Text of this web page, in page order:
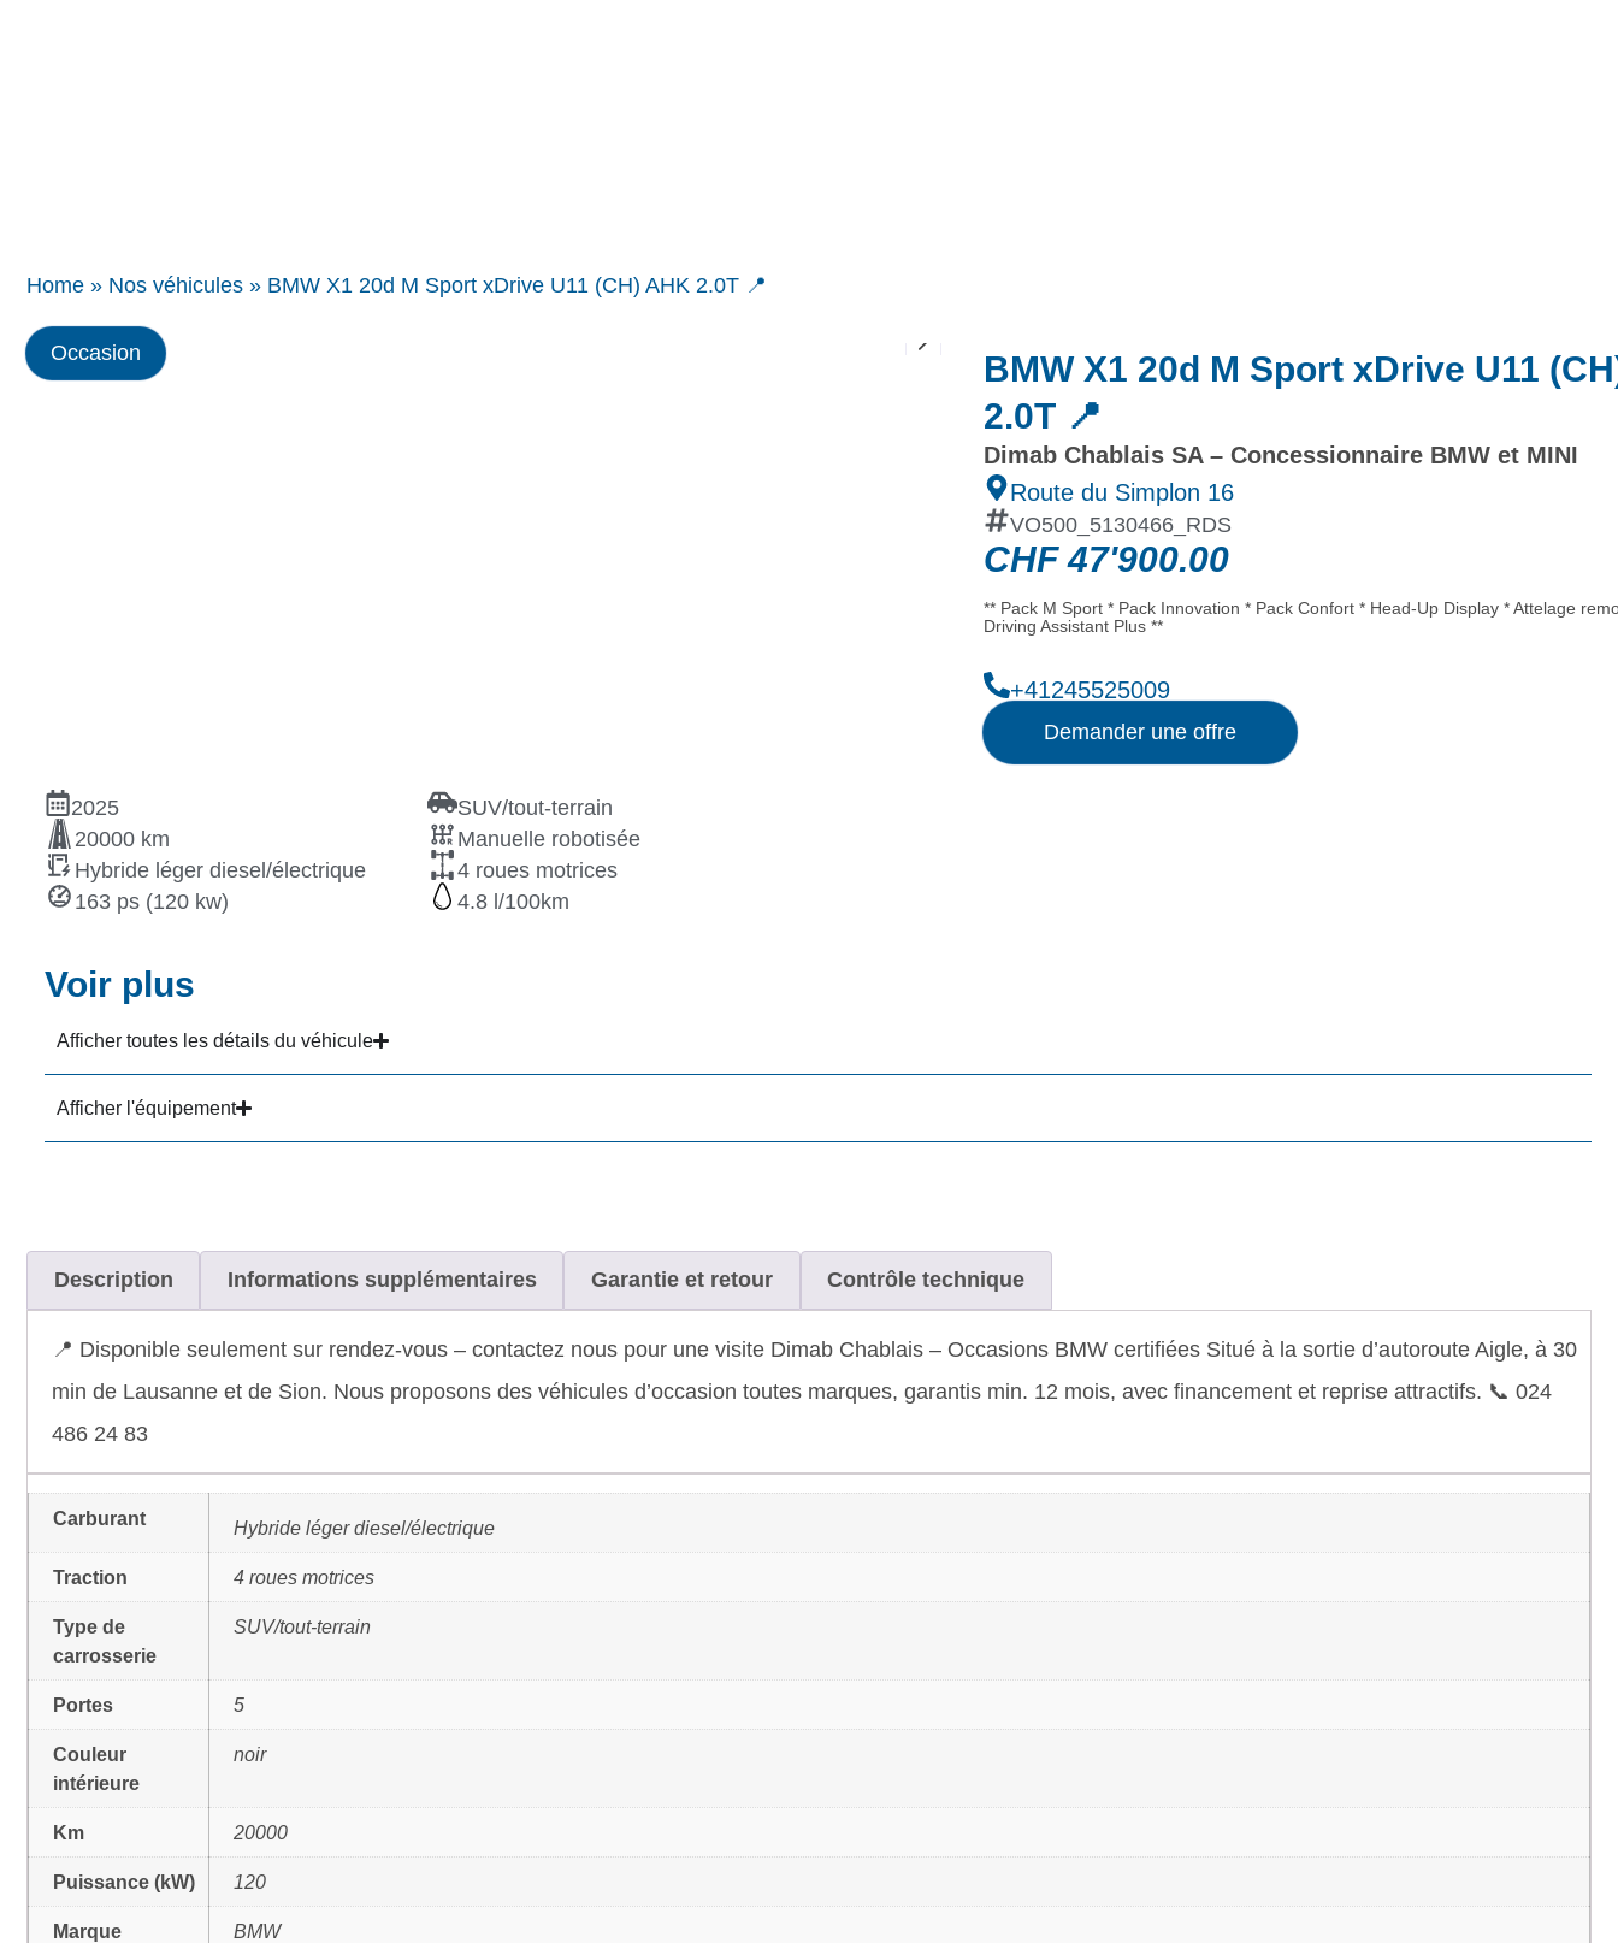
Home » Nos véhicules » BMW X1 20d M Sport xDrive U11 (CH) AHK 2.0T 📍
Occasion
BMW X1 20d M Sport xDrive U11
2.0T 📍
Dimab Chablais SA – Concessionnaire BMW et MINI
Route du Simplon 16
VO500_5130466_RDS
CHF47'900.00
** Pack M Sport * Pack Innovation * Pack Confort * Head-Up Display * Attelage
Driving Assistant Plus **
+41245525009
Demander une offre
2025
SUV/tout-terrain
20000 km
Manuelle robotisée
Hybride léger diesel/électrique
4 roues motrices
163 ps (120 kw)
4.8
Voir plus
Afficher toutes les détails du véhicule
Afficher l'équipement
Description Informations supplémentaires Garantie et retour Contrôle technique
📍 Disponible seulement sur rendez-vous – contactez nous pour une visite Dimab Chablais – Occasions BMW certifiées Situé à la sortie d’autoroute Aigle, à 30
min de Lausanne et de Sion. Nous proposons des véhicules d’occasion toutes marques, garantis min. 12 mois, avec financement et reprise attractifs. 📞 024
486 24 83
Carburant Hybride léger diesel/électrique
Traction 4 roues motrices
Type de
carrosserie
SUV/tout-terrain
Portes 5
Couleur
intérieure
noir
Km 20000
Puissance (kW) 120
Marque BMW